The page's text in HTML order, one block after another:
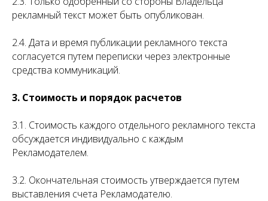
рекламный текст может быть опубликован.
2.4. Дата и время публикации рекламного текста
согласуется путем переписки через электронные
средства коммуникаций.
3. Стоимость и порядок расчетов
3.1. Стоимость каждого отдельного рекламного текста
обсуждается индивидуально с каждым
Рекламодателем.
3.2. Окончательная стоимость утверждается путем
выставления счета Рекламодателю.